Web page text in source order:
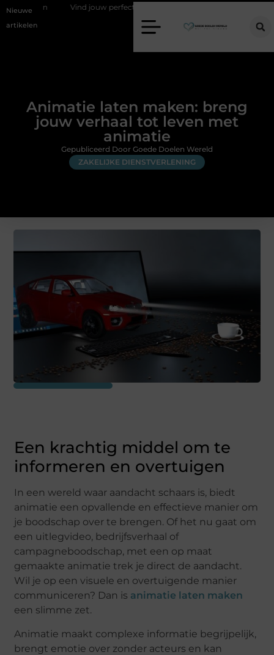
Nieuwe
artikelen
Vind jouw perfecte AC Milan merchandise
Animatie laten maken: breng
jouw verhaal tot leven met
animatie
ZAKELIJKE DIENSTVERLENING
Gepubliceerd Door Goede Doelen Wereld
Een krachtig middel om te
informeren en overtuigen
In een wereld waar aandacht schaars is, biedt
animatie een opvallende en effectieve manier om
je boodschap over te brengen. Of het nu gaat om
een uitlegvideo, bedrijfsverhaal of
campagneboodschap, met een op maat
gemaakte animatie trek je direct de aandacht.
Wil je op een visuele en overtuigende manier
communiceren? Dan is animatie laten maken
een slimme zet.
Animatie maakt complexe informatie begrijpelijk,
brengt emotie over zonder acteurs en kan